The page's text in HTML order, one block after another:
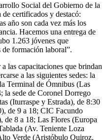
Social del Gobierno de la
certificados y destacó:
año son cada vez más los
Hacemos una entrega de
1.263 jóvenes que
formación laboral”.
las capacitaciones que brindan
a las siguientes sedes: la
Terminal de Ómnibus (Las
la sede de Coronel Dorrego
(Iturraspe y Estrada), de 8:30
de 9 a 18; CIC Facundo
8 a 18; Las Flores (Europa
(Av. Teniente Loza
Verde (Aristóbulo Quiroz,